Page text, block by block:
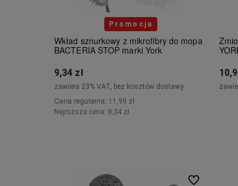
Promocja
Wkład sznurkowy z mikrofibry do mopa
BACTERIA STOP marki York
9,34 zł
zawiera 23% VAT, bez kosztów dostawy
Cena regularna: 11,99 zł
Najniższa cena: 9,34 zł
Do ulubionych